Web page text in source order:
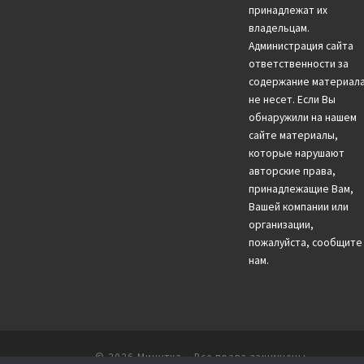
принадлежат их
владельцам.
Администрация сайта
ответственности за
содержание
не несет. Если Вы
обнаружили на нашем
сайте материалы,
которые нарушают
авторские права,
принадлежащие Вам,
Вашей компании или
организации,
пожалуйста, сообщите
нам.
© 2026 Минутка – Все права защищены